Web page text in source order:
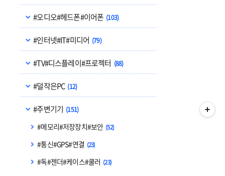
#오디오#헤드폰#이어폰 (103)
#인터넷#IT#미디어 (79)
#TV#디스플레이#프로젝터 (88)
#덜작은PC (12)
#주변기기 (151)
#메모리#저장장치#보안 (52)
#통신#GPS#연결 (23)
#독#젠더#케이스#쿨러 (23)